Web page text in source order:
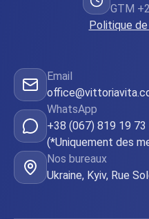
GTM +2
Politique
Email
WhatsApp
+38 (067) 819 19 73
(*Uniquement des
Nos bureaux
Ukraine, Kyiv, Rue